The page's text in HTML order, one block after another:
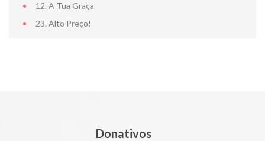
12. A Tua Graça
23. Alto Preço!
Donativos